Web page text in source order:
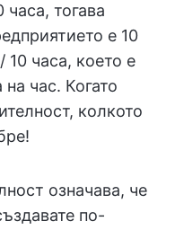
тогава
е 10
часа, което е
час. Когато
колкото
означава, че
по-